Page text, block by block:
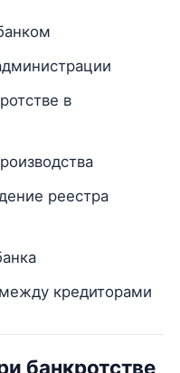
в
реестра
кредиторами
банкротстве